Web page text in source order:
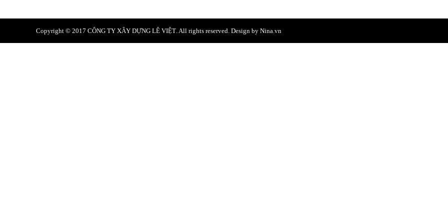
Copyright © 2017 CÔNG TY XÂY DỰNG LÊ VIỆT . All rights reserved. Design by Nina.vn